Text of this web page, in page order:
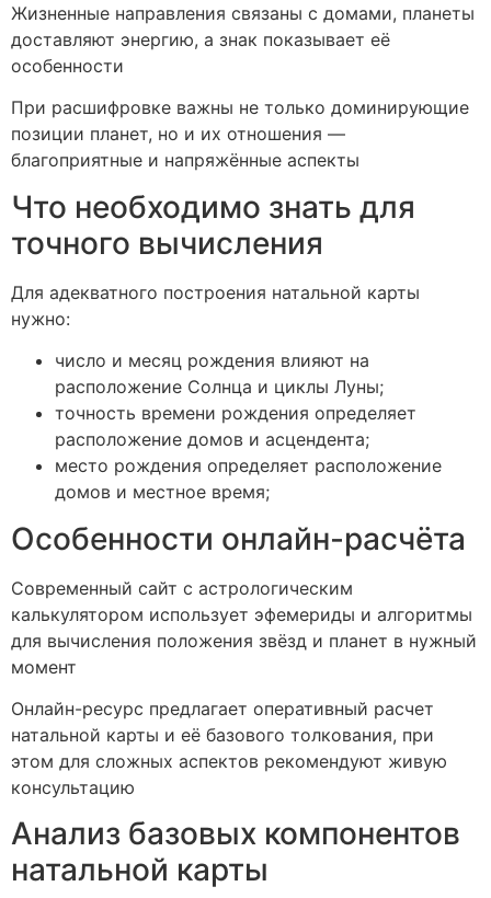
Жизненные направления связаны с домами, планеты
доставляют энергию, а знак показывает её
особенности
При расшифровке важны не только доминирующие
позиции планет, но и их отношения —
благоприятные и напряжённые аспекты
Что необходимо знать для
точного вычисления
Для адекватного построения натальной карты
нужно:
число и месяц рождения влияют на
расположение Солнца и циклы Луны;
точность времени рождения определяет
расположение домов и асцендента;
место рождения определяет расположение
домов и местное время;
Особенности онлайн-расчёта
Современный сайт с астрологическим
калькулятором использует эфемериды и алгоритмы
для вычисления положения звёзд и планет в нужный
момент
Онлайн-ресурс предлагает оперативный расчет
натальной карты и её базового толкования, при
этом для сложных аспектов рекомендуют живую
консультацию
Анализ базовых компонентов
натальной карты